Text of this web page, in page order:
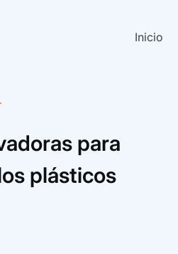
Inicio
para
plásticos